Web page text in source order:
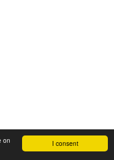
I consent
on